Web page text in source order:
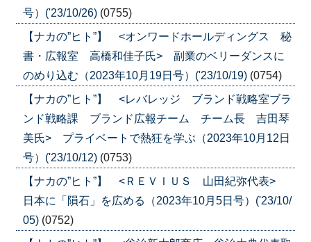
号）('23/10/26) (0755)
【ナカの”ヒト”】 <オンワードホールディングス 秘
書・広報室 高橋和佳子氏> 副業のベリーダンスに
のめり込む（2023年10月19日号）('23/10/19) (0754)
【ナカの”ヒト”】 <レバレッジ ブランド戦略室ブラ
ンド戦略課 ブランド広報チーム チーム長 吉田琴
美氏> プライベートで熱狂を学ぶ（2023年10月12日
号）('23/10/12) (0753)
【ナカの”ヒト”】 <ＲＥＶＩＵＳ 山田紀弥代表>
日本に「隕石」を広める（2023年10月5日号）('23/10/
05) (0752)